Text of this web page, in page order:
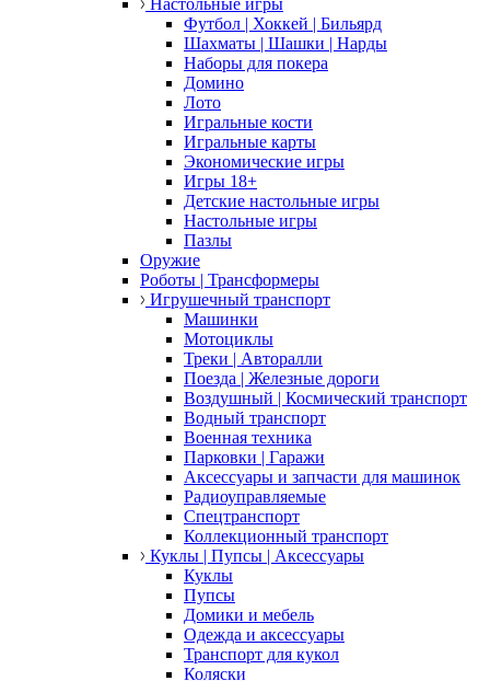
Настольные игры
Футбол | Хоккей | Бильярд
Шахматы | Шашки | Нарды
Наборы для покера
Домино
Лото
Игральные кости
Игральные карты
Экономические игры
Игры 18+
Детские настольные игры
Настольные игры
Пазлы
Оружие
Роботы | Трансформеры
Игрушечный транспорт
Машинки
Мотоциклы
Треки | Авторалли
Поезда | Железные дороги
Воздушный | Космический транспорт
Водный транспорт
Военная техника
Парковки | Гаражи
Аксессуары и запчасти для машинок
Радиоуправляемые
Спецтранспорт
Коллекционный транспорт
Куклы | Пупсы | Аксессуары
Куклы
Пупсы
Домики и мебель
Одежда и аксессуары
Транспорт для кукол
Коляски